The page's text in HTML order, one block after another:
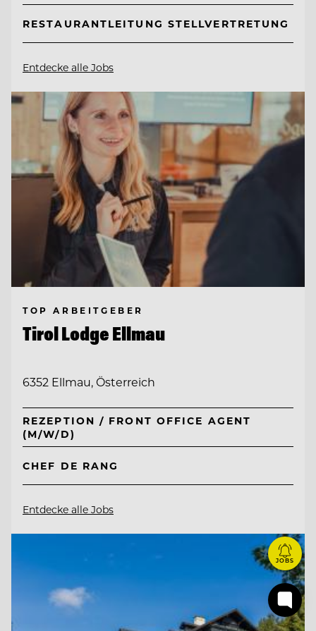
RESTAURANTLEITUNG STELLVERTRETUNG
Entdecke alle Jobs
TOP ARBEITGEBER
Tirol Lodge Ellmau
6352 Ellmau, Österreich
REZEPTION / FRONT OFFICE AGENT
(M/W/D)
CHEF DE RANG
Entdecke alle Jobs
JOBS